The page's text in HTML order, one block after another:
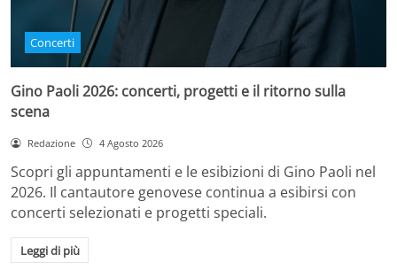
Concerti
Gino Paoli 2026: concerti, progetti e il ritorno sulla
scena
Redazione 4 Agosto 2026
Scopri gli appuntamenti e le esibizioni di Gino Paoli nel
2026. Il cantautore genovese continua a esibirsi con
concerti selezionati e progetti speciali.
Leggi di più